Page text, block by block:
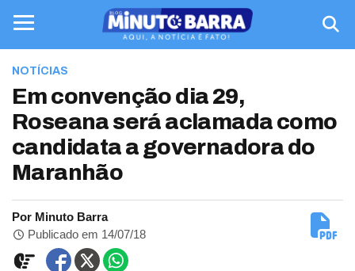
NOTÍCIAS
Em convenção dia 29,
Roseana será aclamada como
candidata a governadora do
Maranhão
Por Minuto Barra
Publicado em 14/07/18